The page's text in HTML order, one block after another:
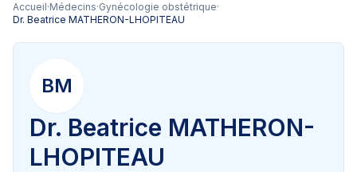
Accueil·Médecins·Gynécologie obstétrique·
Dr. Beatrice MATHERON-LHOPITEAU
BM
Dr. Beatrice MATHERON-
LHOPITEAU